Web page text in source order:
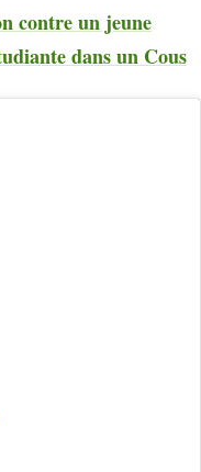
contre un jeune
dans un Cous